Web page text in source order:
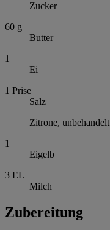
Zucker
60 g
Butter
1
Ei
1 Prise
Salz
Zitrone, unbehandelt
1
Eigelb
3 EL
Milch
Zubereitung